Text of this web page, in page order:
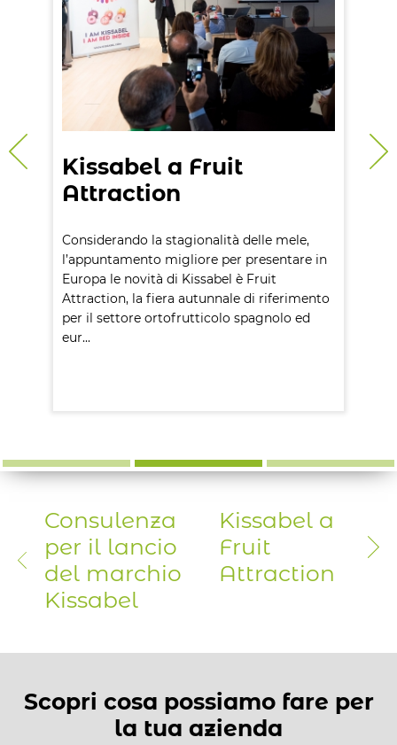
Kissabel a Fruit
Attraction
Considerando la stagionalità delle mele,
l’appuntamento migliore per presentare in
Europa le novità di Kissabel è Fruit
Attraction, la fiera autunnale di riferimento
per il settore ortofrutticolo spagnolo ed
eur...
Consulenza
per il lancio
del marchio
Kissabel
Kissabel a
Fruit
Attraction
Scopri cosa possiamo fare per
la tua azienda